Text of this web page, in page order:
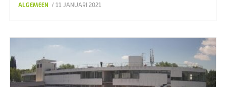
ALGEMEEN / 11 JANUARI 2021